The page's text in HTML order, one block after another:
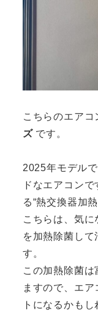
こちらのエアコ
ズ です。
2025年モデル
ドなエアコン
る“熱交換器加
こちらは、気
を加熱除菌し
す。
この加熱除菌
ますので、エ
トになるかもし